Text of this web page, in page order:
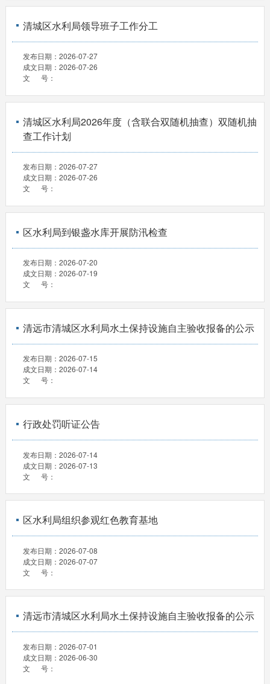
清城区水利局领导班子工作分工
发布日期： 2026-07-27
成文日期： 2026-07-26
文 号：
清城区水利局2026年度（含联合双随机抽查）双随机抽
查工作计划
发布日期： 2026-07-27
成文日期： 2026-07-26
文 号：
区水利局到银盏水库开展防汛检查
发布日期： 2026-07-20
成文日期： 2026-07-19
文 号：
清远市清城区水利局水土保持设施自主验收报备的公示
发布日期： 2026-07-15
成文日期： 2026-07-14
文 号：
行政处罚听证公告
发布日期： 2026-07-14
成文日期： 2026-07-13
文 号：
区水利局组织参观红色教育基地
发布日期： 2026-07-08
成文日期： 2026-07-07
文 号：
清远市清城区水利局水土保持设施自主验收报备的公示
发布日期： 2026-07-01
成文日期： 2026-06-30
文 号：